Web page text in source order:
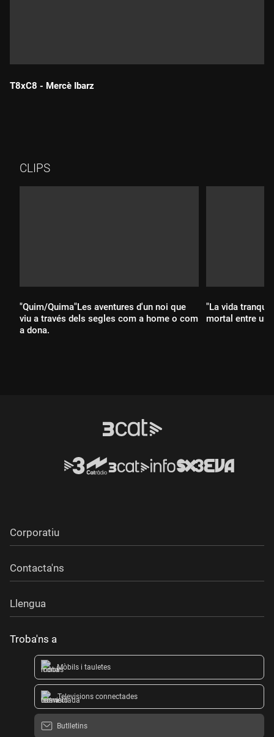
T8xC8 - Mercè Ibarz
CLIPS
"Quim/Quima"Les aventures d'un noi que
viu a través dels segles com a home o com
a dona.
"La vida
mortal entre un
Corporatiu
Contacta'ns
Llengua
Troba'ns a
Mòbils i tauletes
Televisions connectades
Butlletins